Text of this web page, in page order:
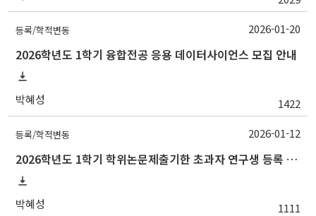
등록/학적변동
2026학년도 1학기 융합전공 응용 데이터사이언스 모집 안내
박혜성 1422
2026-01-20
등록/학적변동
2026학년도 1학기 학위논문제출기한 초과자 연구생 등록 신청 안내
박혜성 1111
2026-01-12